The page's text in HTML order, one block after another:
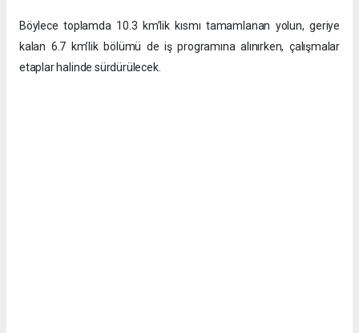
Böylece toplamda 10.3 km’lik kısmı tamamlanan yolun, geriye
kalan 6.7 km’lik bölümü de iş programına alınırken, çalışmalar
etaplar halinde sürdürülecek.